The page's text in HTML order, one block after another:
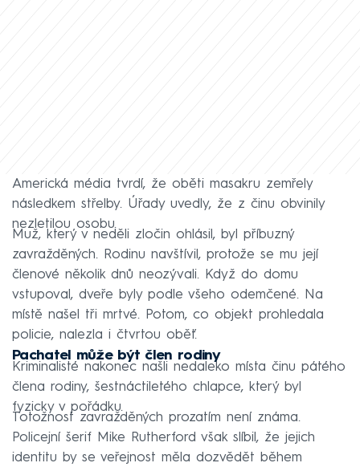
Americká média tvrdí, že oběti masakru zemřely
následkem střelby. Úřady uvedly, že z činu obvinily
nezletilou osobu.
Muž, který v neděli zločin ohlásil, byl příbuzný
zavražděných. Rodinu navštívil, protože se mu její
členové několik dnů neozývali. Když do domu
vstupoval, dveře byly podle všeho odemčené. Na
místě našel tři mrtvé. Potom, co objekt prohledala
policie, nalezla i čtvrtou oběť.
Pachatel může být člen rodiny
Kriminalisté nakonec našli nedaleko místa činu pátého
člena rodiny, šestnáctiletého chlapce, který byl
fyzicky v pořádku.
Totožnost zavražděných prozatím není známa.
Policejní šerif Mike Rutherford však slíbil, že jejich
identitu by se veřejnost měla dozvědět během